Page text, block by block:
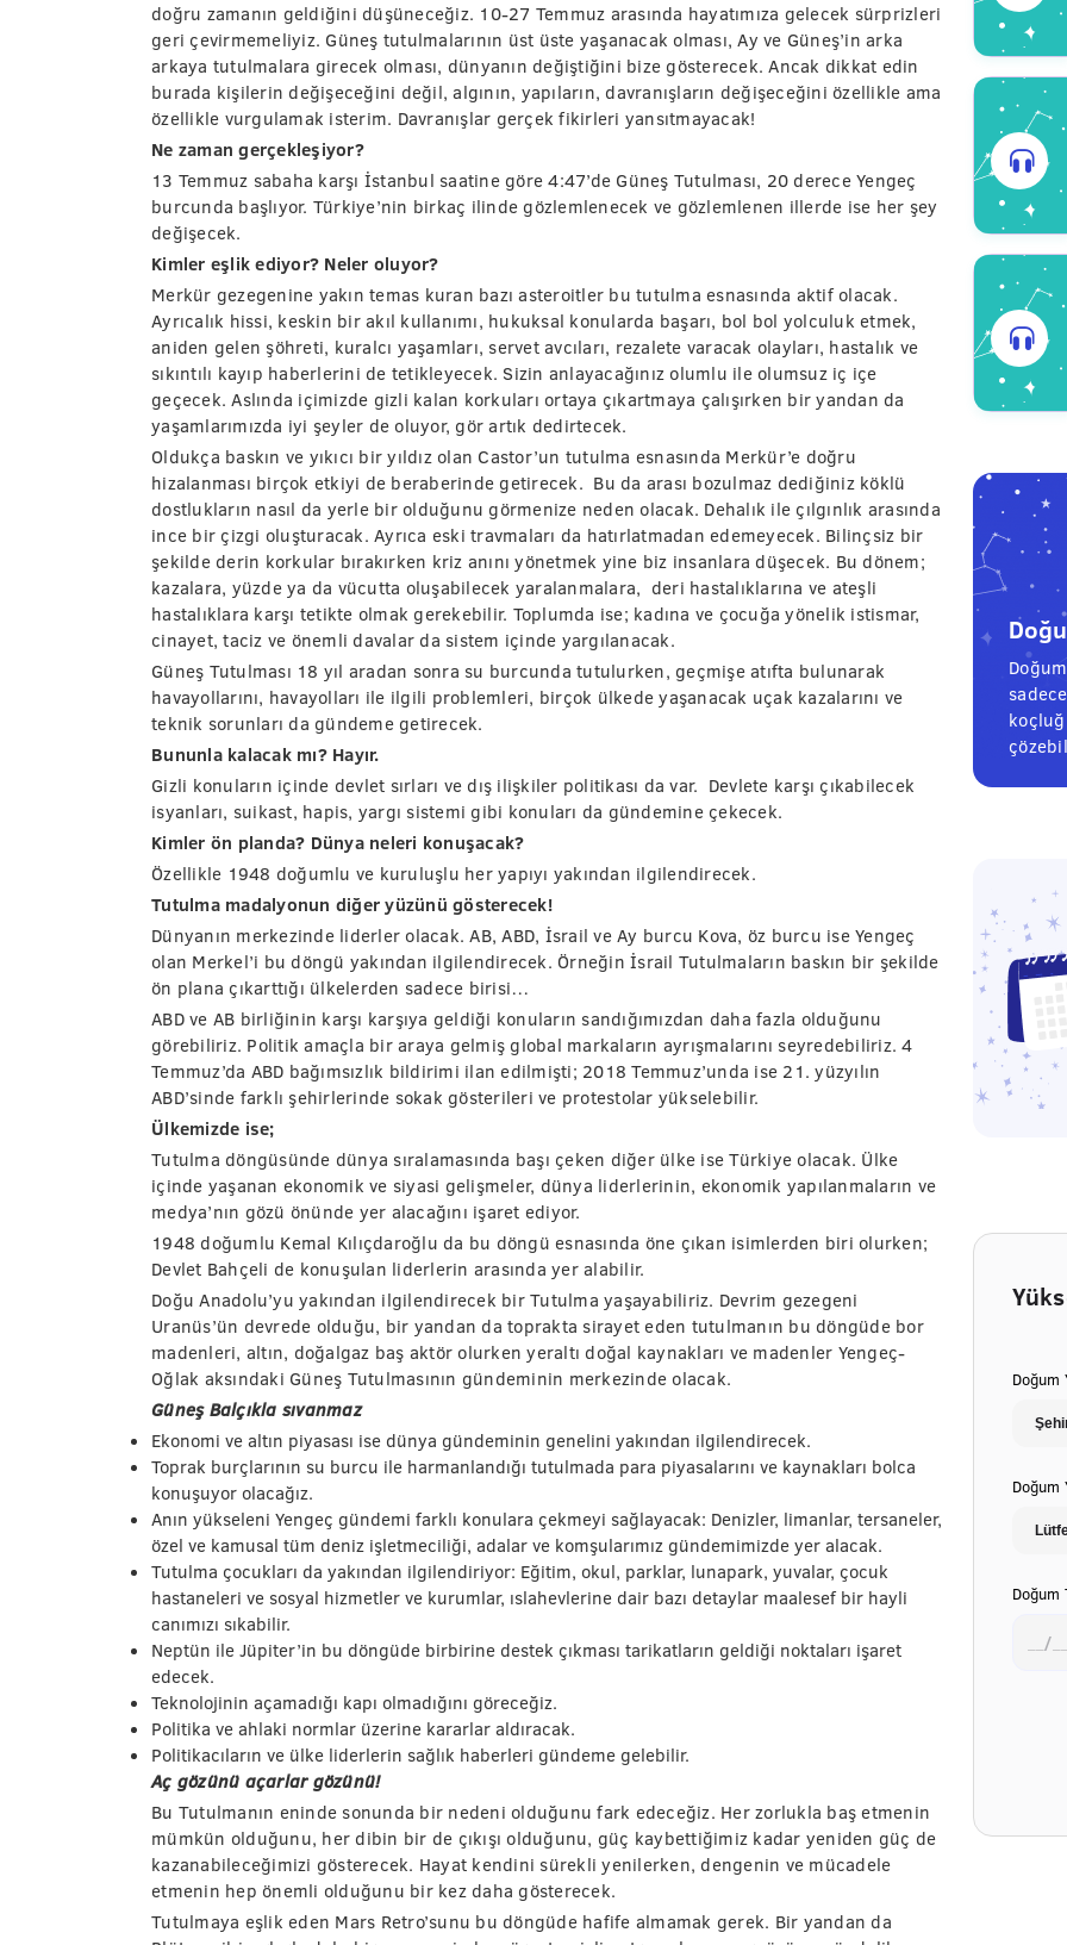
doğru zamanın geldiğini düşüneceğiz. 10-27 Temmuz arasında hayatımıza gelecek sürprizleri
geri çevirmemeliyiz. Güneş tutulmalarının üst üste yaşanacak olması, Ay ve Güneş’in arka
arkaya tutulmalara girecek olması, dünyanın değiştiğini bize gösterecek. Ancak dikkat edin
burada kişilerin değişeceğini değil, algının, yapıların, davranışların değişeceğini özellikle ama
özellikle vurgulamak isterim. Davranışlar gerçek fikirleri yansıtmayacak!
Ne zaman gerçekleşiyor?
13 Temmuz sabaha karşı İstanbul saatine göre 4:47’de Güneş Tutulması, 20 derece Yengeç
burcunda başlıyor. Türkiye’nin birkaç ilinde gözlemlenecek ve gözlemlenen illerde ise her şey
değişecek.
Kimler eşlik ediyor? Neler oluyor?
Merkür gezegenine yakın temas kuran bazı asteroitler bu tutulma esnasında aktif olacak.
Ayrıcalık hissi, keskin bir akıl kullanımı, hukuksal konularda başarı, bol bol yolculuk etmek,
aniden gelen şöhreti, kuralcı yaşamları, servet avcıları, rezalete varacak olayları, hastalık ve
sıkıntılı kayıp haberlerini de tetikleyecek. Sizin anlayacağınız olumlu ile olumsuz iç içe
geçecek. Aslında içimizde gizli kalan korkuları ortaya çıkartmaya çalışırken bir yandan da
yaşamlarımızda iyi şeyler de oluyor, gör artık dedirtecek.
Oldukça baskın ve yıkıcı bir yıldız olan Castor’un tutulma esnasında Merkür’e doğru
hizalanması birçok etkiyi de beraberinde getirecek. Bu da arası bozulmaz dediğiniz köklü
dostlukların nasıl da yerle bir olduğunu görmenize neden olacak. Dehalık ile çılgınlık arasında
ince bir çizgi oluşturacak. Ayrıca eski travmaları da hatırlatmadan edemeyecek. Bilinçsiz bir
şekilde derin korkular bırakırken kriz anını yönetmek yine biz insanlara düşecek. Bu dönem;
kazalara, yüzde ya da vücutta oluşabilecek yaralanmalara, deri hastalıklarına ve ateşli
hastalıklara karşı tetikte olmak gerekebilir. Toplumda ise; kadına ve çocuğa yönelik istismar,
cinayet, taciz ve önemli davalar da sistem içinde yargılanacak.
Güneş Tutulması 18 yıl aradan sonra su burcunda tutulurken, geçmişe atıfta bulunarak
havayollarını, havayolları ile ilgili problemleri, birçok ülkede yaşanacak uçak kazalarını ve
teknik sorunları da gündeme getirecek.
Bununla kalacak mı? Hayır.
Gizli konuların içinde devlet sırları ve dış ilişkiler politikası da var. Devlete karşı çıkabilecek
isyanları, suikast, hapis, yargı sistemi gibi konuları da gündemine çekecek.
Kimler ön planda? Dünya neleri konuşacak?
Özellikle 1948 doğumlu ve kuruluşlu her yapıyı yakından ilgilendirecek.
Tutulma madalyonun diğer yüzünü gösterecek!
Dünyanın merkezinde liderler olacak. AB, ABD, İsrail ve Ay burcu Kova, öz burcu ise Yengeç
olan Merkel’i bu döngü yakından ilgilendirecek. Örneğin İsrail Tutulmaların baskın bir şekilde
ön plana çıkarttığı ülkelerden sadece birisi…
ABD ve AB birliğinin karşı karşıya geldiği konuların sandığımızdan daha fazla olduğunu
görebiliriz. Politik amaçla bir araya gelmiş global markaların ayrışmalarını seyredebiliriz. 4
Temmuz’da ABD bağımsızlık bildirimi ilan edilmişti; 2018 Temmuz’unda ise 21. yüzyılın
ABD’sinde farklı şehirlerinde sokak gösterileri ve protestolar yükselebilir.
Ülkemizde ise;
Tutulma döngüsünde dünya sıralamasında başı çeken diğer ülke ise Türkiye olacak. Ülke
içinde yaşanan ekonomik ve siyasi gelişmeler, dünya liderlerinin, ekonomik yapılanmaların ve
medya’nın gözü önünde yer alacağını işaret ediyor.
1948 doğumlu Kemal Kılıçdaroğlu da bu döngü esnasında öne çıkan isimlerden biri olurken;
Devlet Bahçeli de konuşulan liderlerin arasında yer alabilir.
Doğu Anadolu’yu yakından ilgilendirecek bir Tutulma yaşayabiliriz. Devrim gezegeni
Uranüs’ün devrede olduğu, bir yandan da toprakta sirayet eden tutulmanın bu döngüde bor
madenleri, altın, doğalgaz baş aktör olurken yeraltı doğal kaynakları ve madenler Yengeç-
Oğlak aksındaki Güneş Tutulmasının gündeminin merkezinde olacak.
Güneş Balçıkla sıvanmaz
Ekonomi ve altın piyasası ise dünya gündeminin genelini yakından ilgilendirecek.
Toprak burçlarının su burcu ile harmanlandığı tutulmada para piyasalarını ve kaynakları bolca
konuşuyor olacağız.
Anın yükseleni Yengeç gündemi farklı konulara çekmeyi sağlayacak: Denizler, limanlar, tersaneler,
özel ve kamusal tüm deniz işletmeciliği, adalar ve komşularımız gündemimizde yer alacak.
Tutulma çocukları da yakından ilgilendiriyor: Eğitim, okul, parklar, lunapark, yuvalar, çocuk
hastaneleri ve sosyal hizmetler ve kurumlar, ıslahevlerine dair bazı detaylar maalesef bir hayli
canımızı sıkabilir.
Neptün ile Jüpiter’in bu döngüde birbirine destek çıkması tarikatların geldiği noktaları işaret
edecek.
Teknolojinin açamadığı kapı olmadığını göreceğiz.
Politika ve ahlaki normlar üzerine kararlar aldıracak.
Politikacıların ve ülke liderlerin sağlık haberleri gündeme gelebilir.
Aç gözünü açarlar gözünü!
Bu Tutulmanın eninde sonunda bir nedeni olduğunu fark edeceğiz. Her zorlukla baş etmenin
mümkün olduğunu, her dibin bir de çıkışı olduğunu, güç kaybettiğimiz kadar yeniden güç de
kazanabileceğimizi gösterecek. Hayat kendini sürekli yenilerken, dengenin ve mücadele
etmenin hep önemli olduğunu bir kez daha gösterecek.
Tutulmaya eşlik eden Mars Retro’sunu bu döngüde hafife almamak gerek. Bir yandan da
Doğum
Doğum
Doğum